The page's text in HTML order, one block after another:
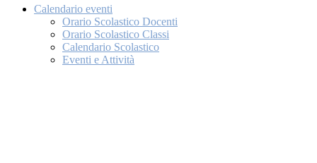
Calendario eventi
Orario Scolastico Docenti
Orario Scolastico Classi
Calendario Scolastico
Eventi e Attività